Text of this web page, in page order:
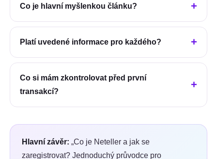
Co je hlavní myšlenkou článku?
Platí uvedené informace pro každého?
Co si mám zkontrolovat před první
transakcí?
Hlavní závěr: „Co je Neteller a jak se
zaregistrovat? Jednoduchý průvodce pro